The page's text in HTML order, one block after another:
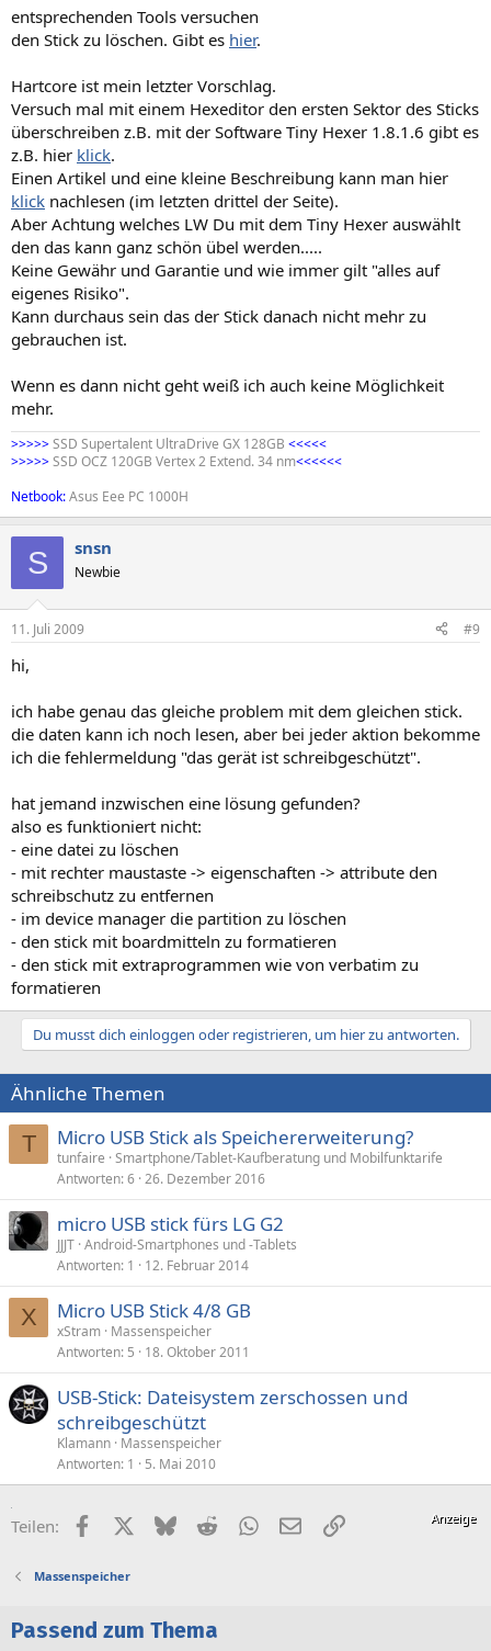
entsprechenden Tools versuchen
den Stick zu löschen. Gibt es hier.
Hartcore ist mein letzter Vorschlag.
Versuch mal mit einem Hexeditor den ersten Sektor des Sticks
überschreiben z.B. mit der Software Tiny Hexer 1.8.1.6 gibt es
z.B. hier klick.
Einen Artikel und eine kleine Beschreibung kann man hier
klick nachlesen (im letzten drittel der Seite).
Aber Achtung welches LW Du mit dem Tiny Hexer auswählt
den das kann ganz schön übel werden.....
Keine Gewähr und Garantie und wie immer gilt "alles auf
eigenes Risiko".
Kann durchaus sein das der Stick danach nicht mehr zu
gebrauchen ist.
Wenn es dann nicht geht weiß ich auch keine Möglichkeit
mehr.
>>>>>SSD Supertalent UltraDrive GX 128GB <<<<<
>>>>>SSD OCZ 120GB Vertex 2 Extend. 34 nm<<<<<<
Netbook:Asus Eee PC 1000H
S snsn
Newbie
11. Juli 2009 #9
hi,
ich habe genau das gleiche problem mit dem gleichen stick.
die daten kann ich noch lesen, aber bei jeder aktion bekomme
ich die fehlermeldung "das gerät ist schreibgeschützt".
hat jemand inzwischen eine lösung gefunden?
also es funktioniert nicht:
- eine datei zu löschen
- mit rechter maustaste -> eigenschaften -> attribute den
schreibschutz zu entfernen
- im device manager die partition zu löschen
- den stick mit boardmitteln zu formatieren
- den stick mit extraprogrammen wie von verbatim zu
formatieren
Du musst dich einloggen oder registrieren, um hier zu antworten.
Ähnliche Themen
T Micro USB Stick als Speichererweiterung?
tunfaire Smartphone/Tablet-Kaufberatung und Mobilfunktarife
Antworten 6 26. Dezember 2016
micro USB stick fürs LG G2
JJJT Android-Smartphones und -Tablets
Antworten 1 12. Februar 2014
X Micro USB Stick 4/8 GB
xStram Massenspeicher
Antworten 5 18. Oktober 2011
USB-Stick: Dateisystem zerschossen und
schreibgeschützt
Klamann Massenspeicher
Antworten 1 5. Mai 2010
Teilen: FacebookX (Twitter)
BlueskyRedditWhatsApp
E-MailLink
Massenspeicher
Passend zum Thema